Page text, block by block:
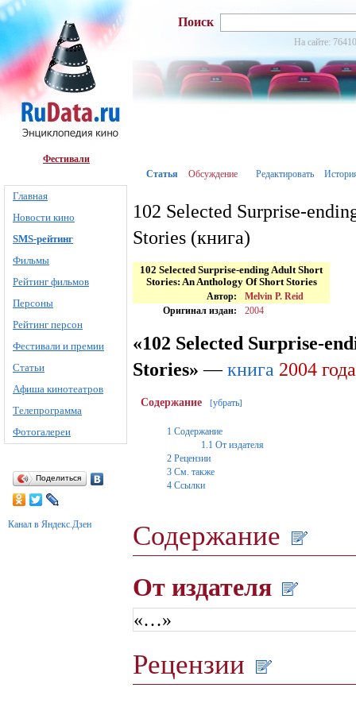
Фестивали
Главная
Новости кино
SMS-рейтинг
Фильмы
Рейтинг фильмов
Персоны
Рейтинг персон
Фестивали и премии
Статьи
Афиша кинотеатров
Телепрограмма
Фотогалереи
Поделиться
Канал в Яндекс.Дзен
Поиск
На сайте:
Статья Обсуждение Редактировать
102 Selected Surprise-
Stories (книга)
102 Selected Surprise-ending Adult Short
Stories: An Anthology Of Short Stories
Автор:
Melvin P. Reid
Оригинал издан:
2004
«102 Selected Surprise-
Stories» —книга 2004 года
Содержание [убрать]
1 Содержание
1.1 От издателя
2 Рецензии
3 См. также
4 Ссылки
Содержание
От издателя
«…»
Рецензии